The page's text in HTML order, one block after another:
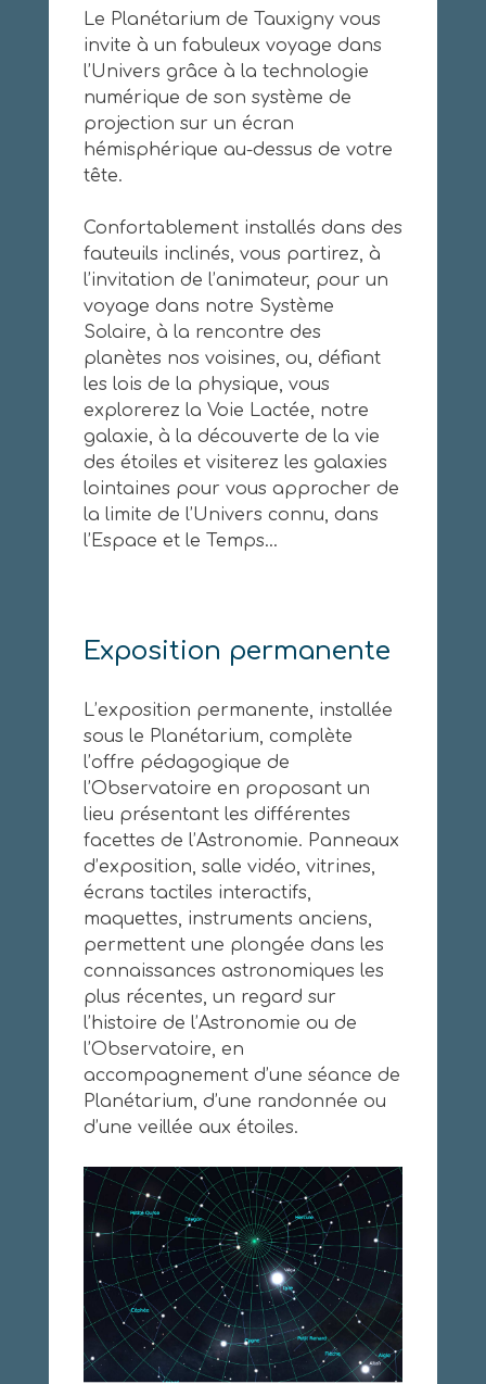
Le Planétarium de Tauxigny vous
invite à un fabuleux voyage dans
l’Univers grâce à la technologie
numérique de son système de
projection sur un écran
hémisphérique au-dessus de votre
tête.
Confortablement installés dans des
fauteuils inclinés, vous partirez, à
l’invitation de l’animateur, pour un
voyage dans notre Système
Solaire, à la rencontre des
planètes nos voisines, ou, défiant
les lois de la physique, vous
explorerez la Voie Lactée, notre
galaxie, à la découverte de la vie
des étoiles et visiterez les galaxies
lointaines pour vous approcher de
la limite de l’Univers connu, dans
l’Espace et le Temps…
Exposition permanente
L’exposition permanente, installée
sous le Planétarium, complète
l’offre pédagogique de
l’Observatoire en proposant un
lieu présentant les différentes
facettes de l’Astronomie. Panneaux
d’exposition, salle vidéo, vitrines,
écrans tactiles interactifs,
maquettes, instruments anciens,
permettent une plongée dans les
connaissances astronomiques les
plus récentes, un regard sur
l’histoire de l’Astronomie ou de
l’Observatoire, en
accompagnement d’une séance de
Planétarium, d’une randonnée ou
d’une veillée aux étoiles.